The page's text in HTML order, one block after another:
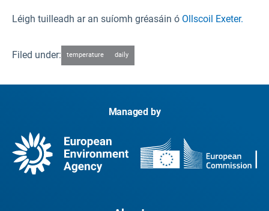
Léigh tuilleadh ar an suíomh gréasáin ó Ollscoil Exeter.
Filed under: temperature daily
Managed by